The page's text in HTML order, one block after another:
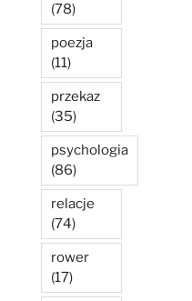
(78)
poezja
(11)
przekaz
(35)
psychologia
(86)
relacje
(74)
rower
(17)